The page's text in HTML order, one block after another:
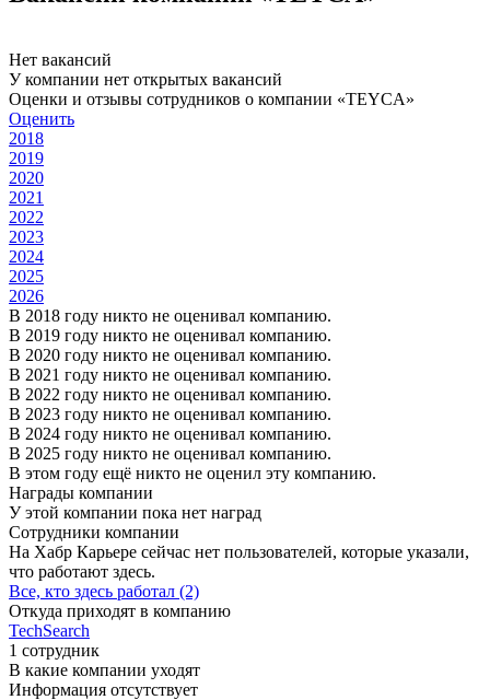
Нет вакансий
У компании нет открытых вакансий
Оценки и отзывы сотрудников о компании «TEYCA»
Оценить
2018
2019
2020
2021
2022
2023
2024
2025
2026
В 2018 году никто не оценивал компанию.
В 2019 году никто не оценивал компанию.
В 2020 году никто не оценивал компанию.
В 2021 году никто не оценивал компанию.
В 2022 году никто не оценивал компанию.
В 2023 году никто не оценивал компанию.
В 2024 году никто не оценивал компанию.
В 2025 году никто не оценивал компанию.
В этом году ещё никто не оценил эту компанию.
Награды компании
У этой компании пока нет наград
Сотрудники компании
На Хабр Карьере сейчас нет пользователей, которые указали,
что работают здесь.
Все, кто здесь работал (2)
Откуда приходят в компанию
TechSearch
1 сотрудник
В какие компании уходят
Информация отсутствует